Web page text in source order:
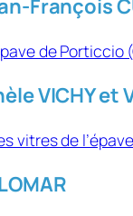
François
de Porticcio
VICHY et
vitres de